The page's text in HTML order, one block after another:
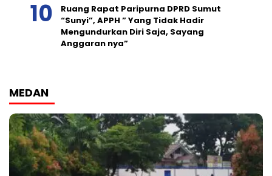
Ruang Rapat Paripurna DPRD Sumut
“Sunyi”, APPH ” Yang Tidak Hadir
Mengundurkan Diri Saja, Sayang
Anggaran nya”
MEDAN